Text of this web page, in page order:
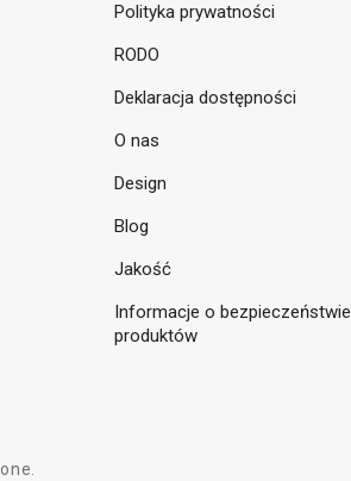
Polityka prywatności
RODO
Deklaracja dostępności
O nas
Design
Blog
Jakość
Informacje o bezpieczeństwie
produktów